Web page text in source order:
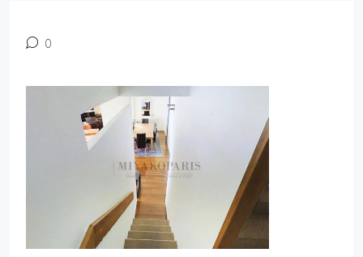
0